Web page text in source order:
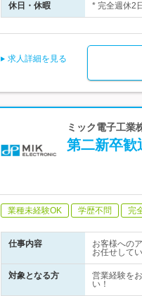
休日・休暇 * 完全週休2
求人詳細を見る
ミック電子工業
第二新卒
業種未経験OK 学歴不問 完
仕事内容
お客様への
お任せして
対象となる方
営業経験を
い！